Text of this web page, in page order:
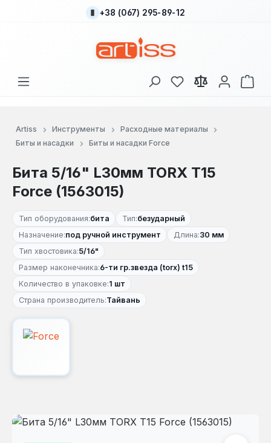
Перейти к основному содержанию
+38 (067) 295-89-12
У вас есть товары
В
Artiss Инструменты
Расходные материалы
Биты и насадки
Биты и насадки Force
Бита 5/16" L30мм TORX T15
Force (1563015)
Тип оборудования:бита Тип:безударный
Назначение:под ручной инструмент Длина:30 мм
Тип хвостовика:5/16"
Размер наконечника:6-ти гр.звезда (torx) t15
Количество в упаковке:1 шт
Страна производитель:Тайвань
Пропустить галерею изображений